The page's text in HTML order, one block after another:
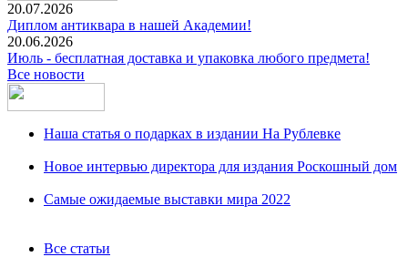
20.07.2026
Диплом антиквара в нашей Академии!
20.06.2026
Июль - бесплатная доставка и упаковка любого предмета!
Все новости
Наша статья о подарках в издании На Рублевке
Новое интервью директора для издания Роскошный дом
Самые ожидаемые выставки мира 2022
Все статьи